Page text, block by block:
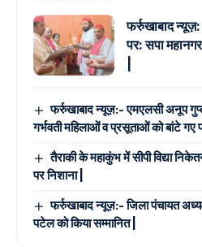
फर्रुखाबाद
पर: सपा
फर्रुखाबाद न्यूज़:- एमएलसी अनूप
गर्भवती महिलाओं व प्रसूताओं को बांटे गए
तैराकी के महाकुंभ में सीपी विद्या
पर निशाना |
फर्रुखाबाद न्यूज़:- जिला पंचायत
पटेल को किया सम्मानित |